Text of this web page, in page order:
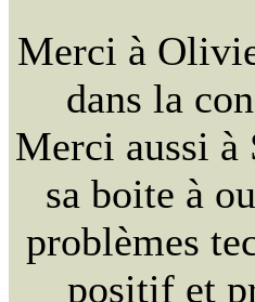
Merci à
dans la
Merci aussi à
sa boite à
problèmes
positif et